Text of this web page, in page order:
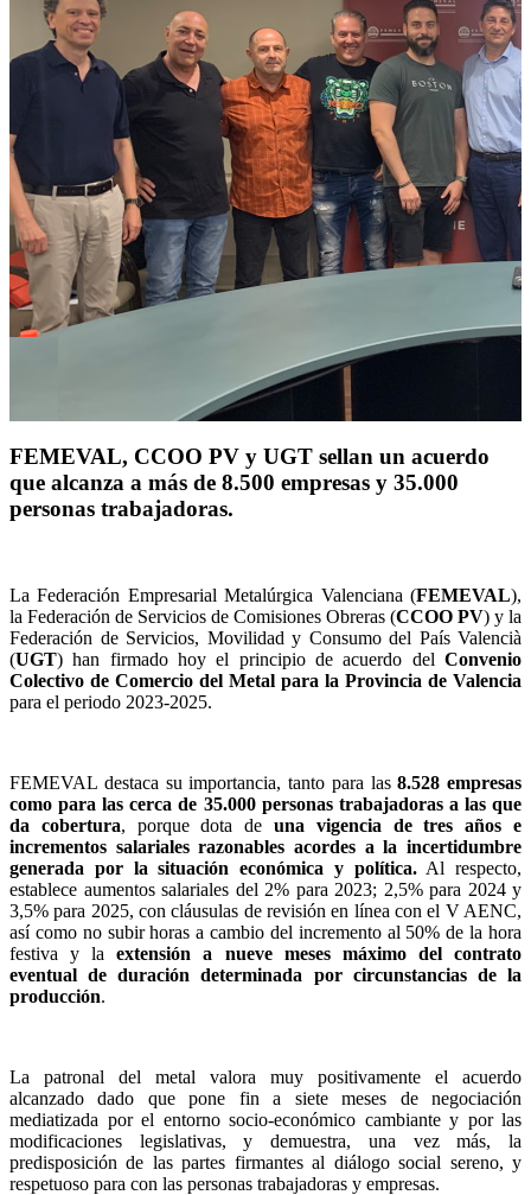
FEMEVAL, CCOO PV y UGT sellan un acuerdo
que alcanza a más de 8.500 empresas y 35.000
personas trabajadoras.
La Federación Empresarial Metalúrgica Valenciana (FEMEVAL),
la Federación de Servicios de Comisiones Obreras (CCOO PV) y la
Federación de Servicios, Movilidad y Consumo del País Valencià
(UGT) han firmado hoy el principio de acuerdo del Convenio
Colectivo de Comercio del Metal para la Provincia de Valencia
para el periodo 2023-2025.
FEMEVAL destaca su importancia, tanto para las8.528 empresas
como para las cerca de 35.000 personas trabajadoras a las que
da cobertura, porque dota deuna vigencia de tres años e
incrementos salariales razonables acordes a la incertidumbre
generada por la situación económica y política.Al respecto,
establece aumentos salariales del 2% para 2023; 2,5% para 2024 y
3,5% para 2025, con cláusulas de revisión en línea con el V AENC,
así como no subir horas a cambio del incremento al 50% de la hora
festiva y laextensión a nueve meses máximo del contrato
eventual de duración determinada por circunstancias de la
producción.
La patronal del metal valora muy positivamente el acuerdo
alcanzado dado que pone fin a siete meses de negociación
mediatizada por el entorno socio-económico cambiante y por las
modificaciones legislativas, y demuestra, una vez más, la
predisposición de las partes firmantes al diálogo social sereno, y
respetuoso para con las personas trabajadoras y empresas.